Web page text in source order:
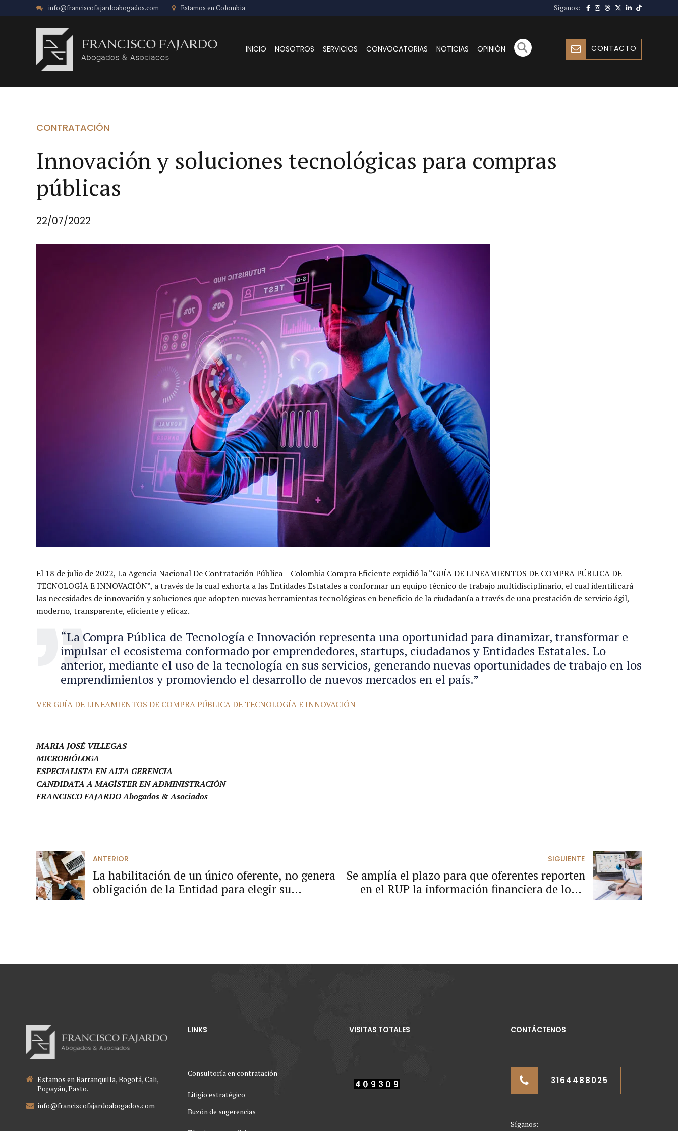
info@franciscofajardoabogados.com Estamos en Colombia Síganos:
CONTACTO
INICIO NOSOTROS SERVICIOS CONVOCATORIAS NOTICIAS OPINIÓN
CONTRATACIÓN
Innovación y soluciones tecnológicas para compras
públicas
22/07/2022
El 18 de julio de 2022, La Agencia Nacional De Contratación Pública – Colombia Compra Eficiente expidió la “GUÍA DE LINEAMIENTOS DE COMPRA PÚBLICA DE
TECNOLOGÍA E INNOVACIÓN”, a través de la cual exhorta a las Entidades Estatales a conformar un equipo técnico de trabajo multidisciplinario, el cual identificará
las necesidades de innovación y soluciones que adopten nuevas herramientas tecnológicas en beneficio de la ciudadanía a través de una prestación de servicio ágil,
moderno, transparente, eficiente y eficaz.
“La Compra Pública de Tecnología e Innovación representa una oportunidad para dinamizar, transformar e
impulsar el ecosistema conformado por emprendedores, startups, ciudadanos y Entidades Estatales. Lo
anterior, mediante el uso de la tecnología en sus servicios, generando nuevas oportunidades de trabajo en los
emprendimientos y promoviendo el desarrollo de nuevos mercados en el país.”
VER GUÍA DE LINEAMIENTOS DE COMPRA PÚBLICA DE TECNOLOGÍA E INNOVACIÓN
MARIA JOSÉ VILLEGAS
MICROBIÓLOGA
ESPECIALISTA EN ALTA GERENCIA
CANDIDATA A MAGÍSTER EN ADMINISTRACIÓN
FRANCISCO FAJARDO Abogados & Asociados
ANTERIOR
La habilitación de un único oferente, no genera
obligación de la Entidad para elegir su
SIGUIENTE
Se amplía el plazo para que oferentes reporten
en el RUP la información financiera de los 3
Estamos en Barranquilla, Bogotá, Cali,
Popayán, Pasto.
info@franciscofajardoabogados.com
LINKS
Consultoría en contratación
Litigio estratégico
Buzón de sugerencias
VISITAS TOTALES CONTÁCTENOS
3164488025
Síganos: